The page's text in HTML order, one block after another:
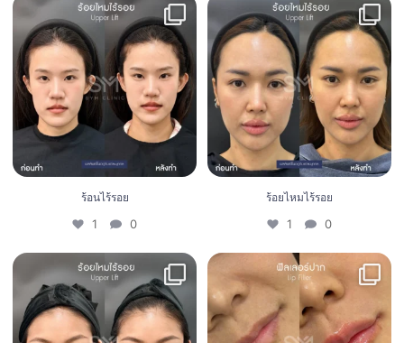
ร้อนไร้รอย
1 0
ร้อนไร้รอย
1 0
ร้อยไหมไร้รอย
1 0
ร้อยไหมไร้รอย
1 0
ร้อยไหมไร้รอย
1 0
Filler lip 💋
0